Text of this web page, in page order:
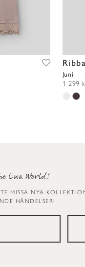
Juni
1 299
Ewa World!
MISSA NYA
HÄNDELSER!